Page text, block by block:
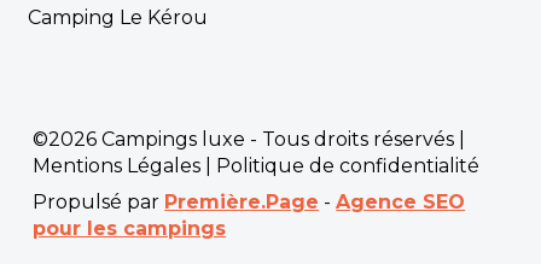
Camping Le Kérou
©2026 Campings luxe - Tous droits réservés |
Mentions Légales
Politique de confidentialité
Propulsé par Première.Page -Agence SEO
pour les campings